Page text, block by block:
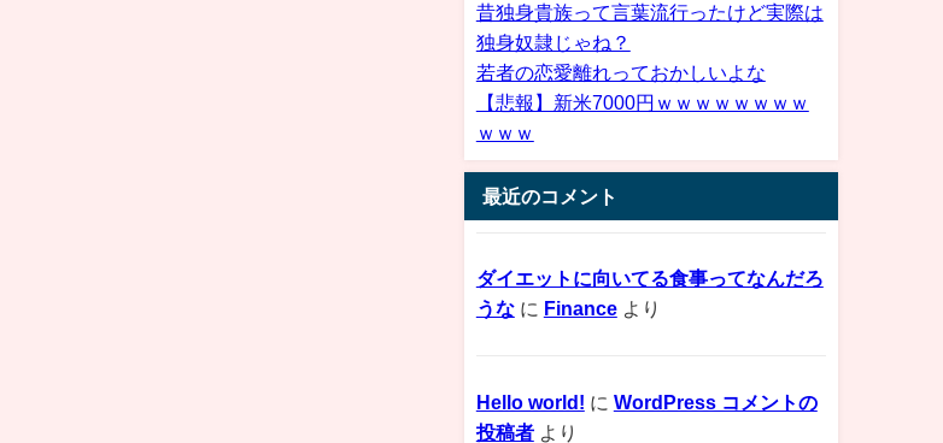
昔独身貴族って言葉流行ったけど実際は
独身奴隷じゃね？
若者の恋愛離れっておかしいよな
【悲報】新米7000円ｗｗｗｗｗｗｗｗ
ｗｗｗ
最近のコメント
ダイエットに向いてる食事ってなんだろ
うなに Financeより
Hello world! に WordPress コメントの
投稿者より